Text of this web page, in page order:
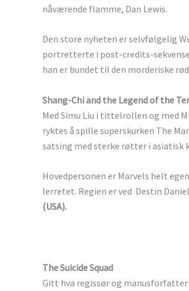
nåværende flamme, Dan Lewis.
Den store nyheten er selvfølgelig
portretterte i post-credits-
han er bundet til den morderiske
Shang-Chi and the Legend of the
Med Simu Liu i tittelrollen og med
ryktes å spille superskurken The
satsing med sterke røtter i asiatisk
Hovedpersonen er Marvels helt
lerretet. Regien er ved Destin
(USA).
The Suicide Squad
Gitt hva regissør og manusforfatter